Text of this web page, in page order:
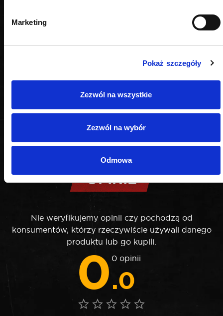
Marketing
Pokaż szczegóły
Zezwól na wszystkie
Zezwól na wybór
Odmowa
OPINIE
Nie weryfikujemy opinii czy pochodzą od
konsumentów, którzy rzeczywiście używali danego
produktu lub go kupili.
0.0
0 opinii